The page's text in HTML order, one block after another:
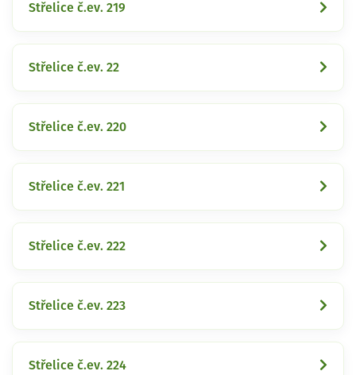
Střelice č.ev. 219
Střelice č.ev. 22
Střelice č.ev. 220
Střelice č.ev. 221
Střelice č.ev. 222
Střelice č.ev. 223
Střelice č.ev. 224